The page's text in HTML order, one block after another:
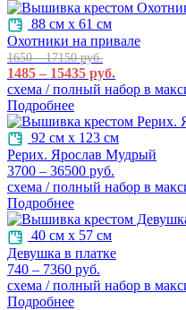
88 см х 61 см
Охотники на привале
1650 – 17150 руб.
1485 – 15435 руб.
схема / полный набор в
Подробнее
92 см х 123 см
Рерих. Ярослав Мудрый
3700 – 36500 руб.
схема / полный набор в
Подробнее
40 см х 57 см
Девушка в платке
740 – 7360 руб.
схема / полный набор в
Подробнее